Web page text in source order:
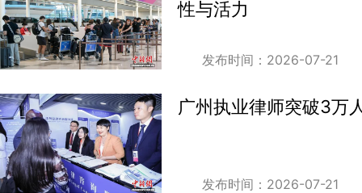
性与活力
发布时间：2026-07-21
广州执业律师突破3万
发布时间：2026-07-21